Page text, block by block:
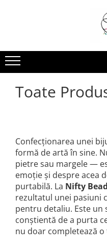
Toate
Confecționarea unei
formă de artă în sine.
pietre sau margele —
emoție și despre acea
purtabilă. La Nifty
rezultatul unei pasiuni
pentru detaliu. Este un
conștientă de a purta
nu doar completează